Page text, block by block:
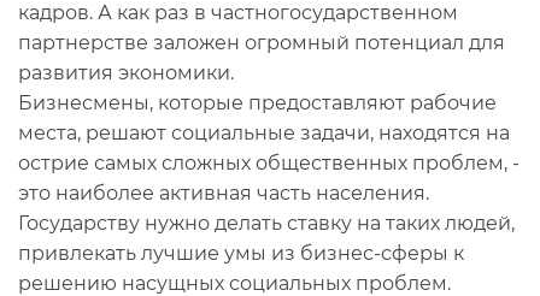
кадров. А как раз в частногосударственном
партнерстве заложен огромный потенциал для
развития экономики.
Бизнесмены, которые предоставляют рабочие
места, решают социальные задачи, находятся на
острие самых сложных общественных проблем, -
это наиболее активная часть населения.
Государству нужно делать ставку на таких людей,
привлекать лучшие умы из бизнес-сферы к
решению насущных социальных проблем.